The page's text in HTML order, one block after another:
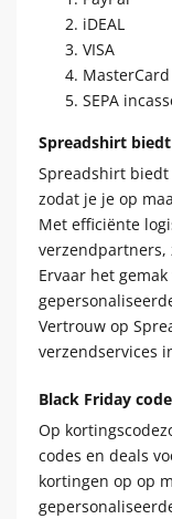
iDEAL
VISA
MasterCard
SEPA
Spreadshirt
Spreadshirt
zodat je je op
Met efficiënte
verzendpartners,
Ervaar het
Vertrouw op
verzendservices
Black Friday
Op
codes en deals
kortingen op op